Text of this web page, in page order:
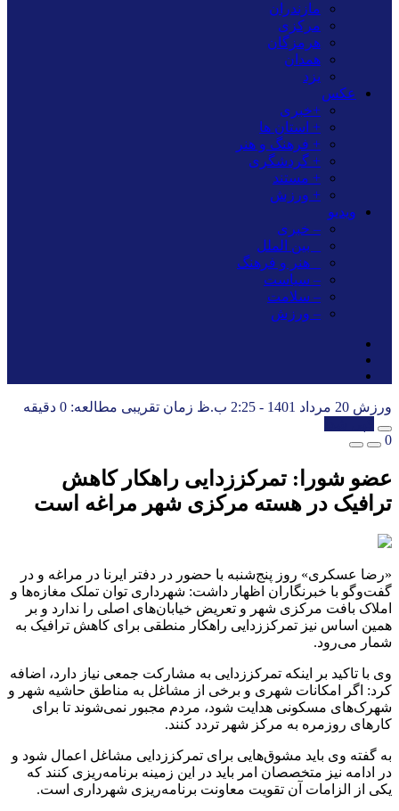
مازندران
مرکزی
هرمزگان
همدان
یزد
عکس
+خبری
+ استان ها
+ فرهنگ و هنر
+ گردشگری
+ مستند
+ ورزش
ویدیو
– خبری
_ بین الملل
_ هنر و فرهنگ
– سیاست
– سلامت
– ورزش
ورزش 20 مرداد 1401 - 2:25 ب.ظ
زمان تقریبی مطالعه: 0 دقیقه
0
عضو شورا: تمرکززدایی راهکار کاهش
ترافیک در هسته مرکزی شهر مراغه است
«رضا عسکری» روز پنج‌شنبه با حضور در دفتر ایرنا در مراغه و در
گفت‌وگو با خبرنگاران اظهار داشت: شهرداری توان تملک مغازه‌ها و
املاک بافت مرکزی شهر و تعریض خیابان‌های اصلی را ندارد و بر
همین اساس نیز تمرکززدایی راهکار منطقی برای کاهش ترافیک به
شمار می‌رود.
وی با تاکید بر اینکه تمرکززدایی به مشارکت جمعی نیاز دارد، اضافه
کرد: اگر امکانات شهری و برخی از مشاغل به مناطق حاشیه شهر و
شهرک‌های مسکونی هدایت شود، مردم مجبور نمی‌شوند تا برای
کارهای روزمره به مرکز شهر تردد کنند.
به گفته وی باید مشوق‌هایی برای تمرکززدایی مشاغل اعمال شود و
در ادامه نیز متخصصان امر باید در این زمینه برنامه‌ریزی کنند که
یکی از الزامات آن تقویت معاونت برنامه‌ریزی شهرداری است.